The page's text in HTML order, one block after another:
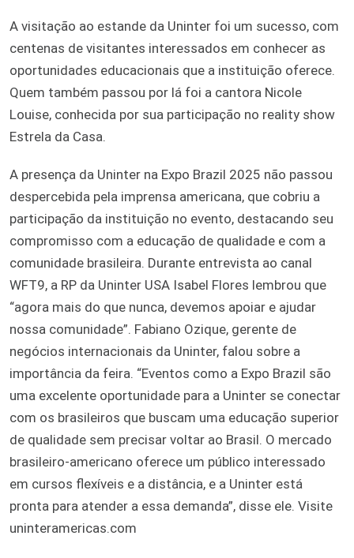
A visitação ao estande da Uninter foi um sucesso, com
centenas de visitantes interessados em conhecer as
oportunidades educacionais que a instituição oferece.
Quem também passou por lá foi a cantora Nicole
Louise, conhecida por sua participação no reality show
Estrela da Casa.
A presença da Uninter na Expo Brazil 2025 não passou
despercebida pela imprensa americana, que cobriu a
participação da instituição no evento, destacando seu
compromisso com a educação de qualidade e com a
comunidade brasileira. Durante entrevista ao canal
WFT9, a RP da Uninter USA Isabel Flores lembrou que
“agora mais do que nunca, devemos apoiar e ajudar
nossa comunidade”. Fabiano Ozique, gerente de
negócios internacionais da Uninter, falou sobre a
importância da feira. “Eventos como a Expo Brazil são
uma excelente oportunidade para a Uninter se conectar
com os brasileiros que buscam uma educação superior
de qualidade sem precisar voltar ao Brasil. O mercado
brasileiro-americano oferece um público interessado
em cursos flexíveis e a distância, e a Uninter está
pronta para atender a essa demanda”, disse ele. Visite
uninteramericas.com